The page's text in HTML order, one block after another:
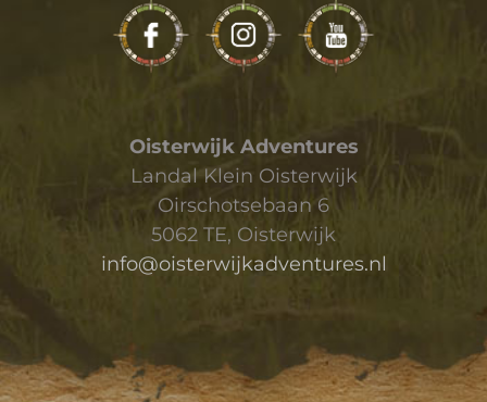
Oisterwijk Adventures
Landal Klein Oisterwijk
Oirschotsebaan 6
5062 TE, Oisterwijk
info@oisterwijkadventures.nl